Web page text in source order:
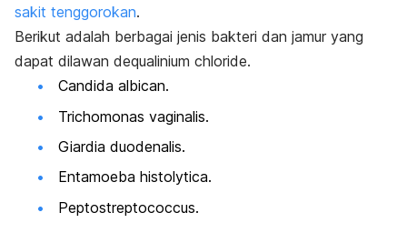
sakit tenggorokan.
Berikut adalah berbagai jenis bakteri dan jamur yang
dapat dilawan dequalinium chloride.
Candida albican.
Trichomonas vaginalis.
Giardia duodenalis.
Entamoeba histolytica.
Peptostreptococcus.